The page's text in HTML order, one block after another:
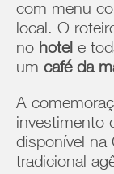
com menu
local. O
no hotel e
um café da
A
investimento
disponível na
tradicional